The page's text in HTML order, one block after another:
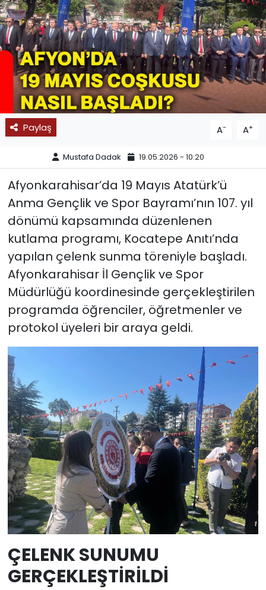
Paylaş A- A+
Mustafa Dadak 19.05.2026 - 10:20
Afyonkarahisar’da 19 Mayıs Atatürk’ü
Anma Gençlik ve Spor Bayramı’nın 107. yıl
dönümü kapsamında düzenlenen
kutlama programı, Kocatepe Anıtı’nda
yapılan çelenk sunma töreniyle başladı.
Afyonkarahisar İl Gençlik ve Spor
Müdürlüğü koordinesinde gerçekleştirilen
programda öğrenciler, öğretmenler ve
protokol üyeleri bir araya geldi.
ÇELENK SUNUMU
GERÇEKLEŞTİRİLDİ
SPOR
11:11 MANŞET